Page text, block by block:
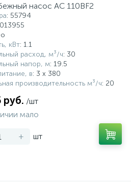
насос AC 110BF2
: 55794
кВт: 1.1
расход, м³/ч: 30
напор, м: 19.5
в: 3 х 380
производительность м³/ч: 20
руб. /шт
мало
+ шт